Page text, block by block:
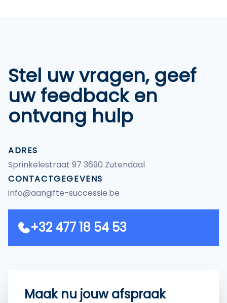
Stel uw vragen, geef
uw feedback en
ontvang hulp
ADRES
Sprinkelestraat 97 3690 Zutendaal
CONTACTGEGEVENS
info@aangifte-successie.be
+32 477 18 54 53
Maak nu jouw afspraak